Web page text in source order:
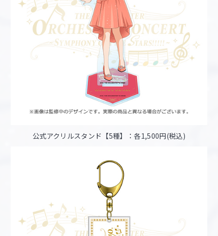
公式アクリルスタンド【5種】：各1,500円(税込)